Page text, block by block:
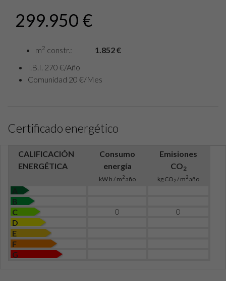
299.950 €
m2 constr.:
1.852 €
I.B.I. 270 €/Año
Comunidad 20 €/Mes
Certificado energético
CALIFICACIÓN
ENERGÉTICA
Consumo
energía
kW h / m2año
Emisiones
CO2
kg CO2/ m2año
A
B
C
0
0
D
E
F
G